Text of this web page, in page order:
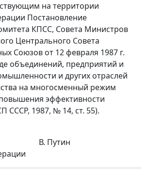
на территории
Постановление
КПСС, Совета Министров
Центрального Совета
Союзов от 12 февраля 1987 г.
объединений, предприятий и
и других отраслей
на многосменный режим
эффективности
СССР, 1987, № 14, ст. 55).
В. Путин